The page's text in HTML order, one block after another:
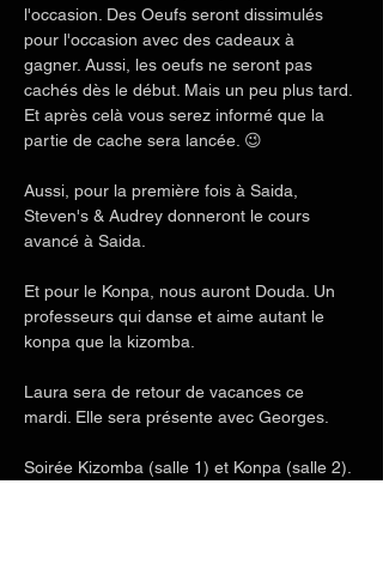
l'occasion. Des Oeufs seront dissimulés
pour l'occasion avec des cadeaux à
gagner. Aussi, les oeufs ne seront pas
cachés dès le début. Mais un peu plus tard.
Et après celà vous serez informé que la
partie de cache sera lancée. 😉
Aussi, pour la première fois à Saida,
Steven's & Audrey donneront le cours
avancé à Saida.
Et pour le Konpa, nous auront Douda. Un
professeurs qui danse et aime autant le
konpa que la kizomba.
Laura sera de retour de vacances ce
mardi. Elle sera présente avec Georges.
Soirée Kizomba (salle 1) et Konpa (salle 2).